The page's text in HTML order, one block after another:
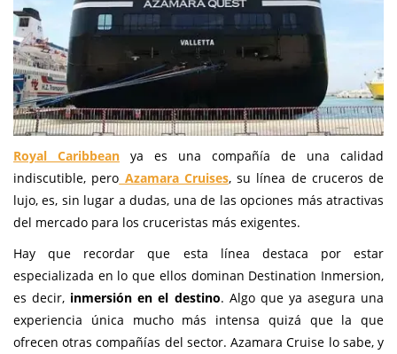
Royal Caribbean ya es una compañía de una calidad
indiscutible, pero Azamara Cruises, su línea de cruceros de
lujo, es, sin lugar a dudas, una de las opciones más atractivas
del mercado para los cruceristas más exigentes.
Hay que recordar que esta línea destaca por estar
especializada en lo que ellos dominan Destination Inmersion,
es decir, inmersión en el destino. Algo que ya asegura una
experiencia única mucho más intensa quizá que la que
ofrecen otras compañías del sector. Azamara Cruise lo sabe, y